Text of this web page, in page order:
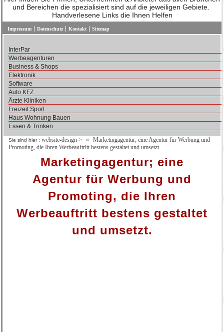
und Bereichen die spezialisiert sind auf die jeweiligen Gebiete.
Handverlesene Links die Ihnen Helfen
Impressum Datenschutz Kontakt Sitemap
InterPar
Werbeagenturen
Business & Shops
Elektronik
Software
Auto KFZ
Ärzte Kliniken
Freizeit Sport
Haus Wohnung Bauen
Essen & Trinken
Sie sind hier : website-design >
Marketingagentur; eine Agentur für Werbung und
Promoting, die Ihren Werbeauftritt bestens gestaltet und umsetzt.
Marketingagentur; eine
Agentur für Werbung und
Promoting, die Ihren
Werbeauftritt bestens gestaltet
und umsetzt.